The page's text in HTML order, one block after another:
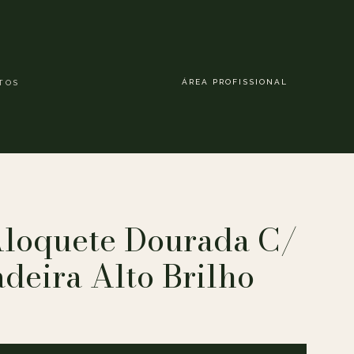
ÁREA PROFISSIONAL
Dourada C/
Alto Brilho